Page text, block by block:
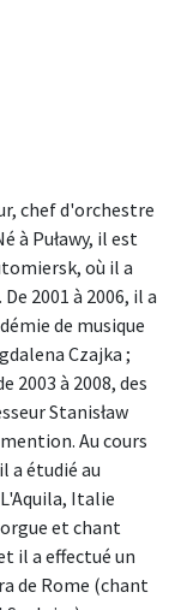
chef d'orchestre
à Puławy, il est
où il a
2001 à 2006, il a
de musique
Czajka ;
2003 à 2008, des
Stanisław
Au cours
a étudié au
Italie
et chant
il a effectué un
de Rome (chant